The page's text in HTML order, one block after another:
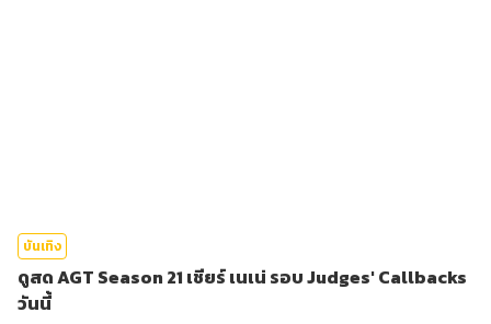
บันเทิง
ดูสด AGT Season 21 เชียร์ เนเน่ รอบ Judges' Callbacks
วันนี้